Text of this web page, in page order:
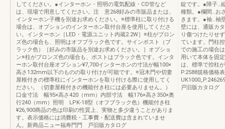
してください。●インターホン・照明の電気配線・CD管など
は、現場で用意してください。注 意268好みの市販品または、
インターホン子機を別途お求めください。※標準柱に取り付ける
場合は、オプションのインターホン取付台座を使用してくださ
い。インターホン［LED・電源ユニット内蔵2.2W］※柱がブロン
ズ色の場合も、照明はオフブラック色です。サインポスト（ブ
ラック色）［好みの市販品を別途お求めください。］オプショ
ン※柱がブロンズ色の場合も、ポストはブラック色です。インタ
ーホン取付台座オプション¥7,700インターホンの寸法が幅100×
高さ132mm以下のものの取り付けが可能です。※冠木門や切妻
屋根付きの標準柱にインターホンを取り付ける際に使用してく
ださい。（切妻屋根付きの機能付き柱には必要ありません。）
口金寸法 幅95×高さ420（mm）内部寸法 幅176×高さ350×奥
行240（mm）照明 LPK-18型（オフブラック色）機能付き柱
¥26,900商品の色は印刷の性質上、実物と多少違うことがありま
す。表示価格には消費税・工事費・配送費は含まれていませ
ん。新商品ニュー福寿門門 戸旧版カタログ
錠です。●障子…
種類。●欄間…お
きます。●袖…
壁には、通販カ
り傷つけたりせ
ています。門柱
での施工の場合
用いて本体を固
は、標準で控柱
P.2588規格価格
戸旧版カタログ